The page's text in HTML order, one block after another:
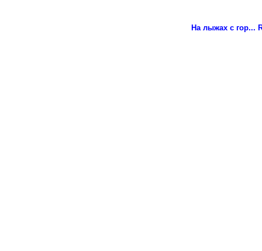
На лыжах с гор...